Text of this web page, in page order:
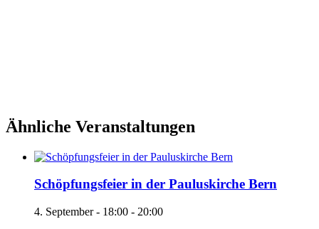
Ähnliche Veranstaltungen
Schöpfungsfeier in der Pauluskirche Bern
4. September - 18:00 - 20:00